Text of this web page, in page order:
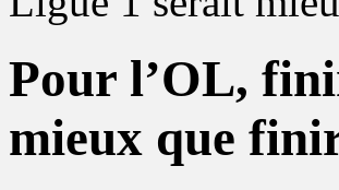
Pour l’OL,
mieux que